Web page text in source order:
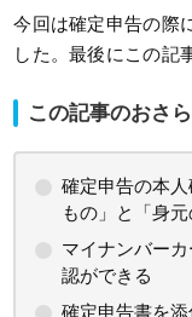
今回は確定申告の際
した。最後にこの記
この記事のおさ
確定申告の本
もの」と「身
マイナンバー
認ができる
確定申告書を